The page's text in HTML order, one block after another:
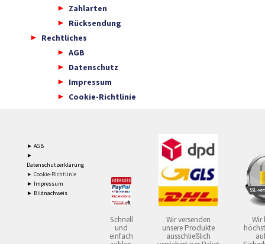
Zahlarten
Rücksendung
Rechtliches
AGB
Datenschutz
Impressum
Cookie-Richtlinie
► AGB
►
Datenschutzerklärung
► Cookie-Richtlinie
► Impressum
► Bildnachweis
Schnell
und
einfach
Wir versenden
unsere Produkte
ausschließlich
Wir